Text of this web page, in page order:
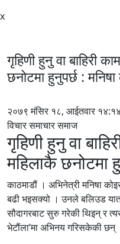
x
गृहिणी हुनु वा बाहिरी
छनोटमा हुनुपर्छ : मनिषा
२०७९ मंसिर १८, आईतवार
विचार समाचार समाज
गृहिणी हुनु वा
महिलाकै छनोटमा
काठमाडौं । अभिनेत्री मनिषा
बढी भइसक्यो । उनले बलिउड
सौदागरबाट सुरु गरेकी थिइन् र
भेटौंला’मा अभिनय गरिसकेकी छन्